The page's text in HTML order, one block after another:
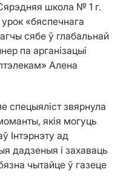
школа № 1 г.
«бяспечнага
сябе ў глабальнай
па арганізацыі
Алена
спецыяліст звярнула
якія могуць
Інтэрнэту ад
дадзеныя і захаваць
чытайце ў газеце